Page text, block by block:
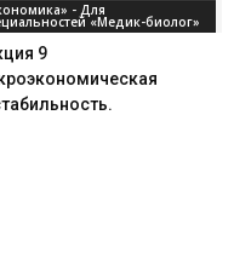
- Для
«Медик-биолог»
9